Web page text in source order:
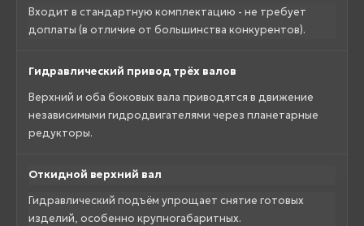
Входит в стандартную комплектацию - не требует
доплаты (в отличие от большинства конкурентов).
Гидравлический привод трёх валов
Верхний и оба боковых вала приводятся в движение
независимыми гидродвигателями через планетарные
редукторы.
Откидной верхний вал
Гидравлический подъём упрощает снятие готовых
изделий, особенно крупногабаритных.